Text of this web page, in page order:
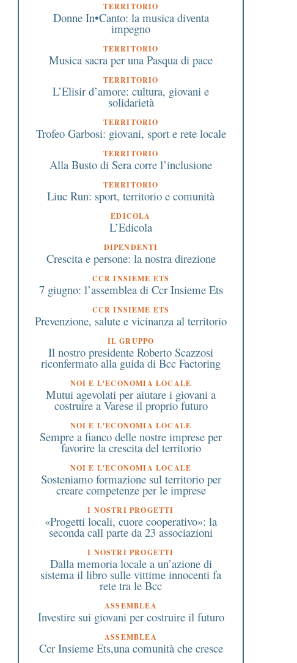
Superbonus: niente tasse
sulla plusvalenza se
l’immobile è stato adibito ad
Cassa integrazione,
settimane
TERRITORIO
Donne In•Canto: la musica diventa
impegno
TERRITORIO
Musica sacra per una Pasqua di pace
TERRITORIO
L’Elisir d’amore: cultura, giovani e
solidarietà
TERRITORIO
Trofeo Garbosi: giovani, sport e rete locale
TERRITORIO
Alla Busto di Sera corre l’inclusione
TERRITORIO
Liuc Run: sport, territorio e comunità
EDICOLA
L’Edicola
DIPENDENTI
Crescita e persone: la nostra direzione
CCR INSIEME ETS
7 giugno: l’assemblea di Ccr Insieme Ets
CCR INSIEME ETS
Prevenzione, salute e vicinanza al territorio
IL GRUPPO
Il nostro presidente Roberto Scazzosi
riconfermato alla guida di Bcc Factoring
NOI E L'ECONOMIA LOCALE
Mutui agevolati per aiutare i giovani a
costruire a Varese il proprio futuro
NOI E L'ECONOMIA LOCALE
Sempre a fianco delle nostre imprese per
favorire la crescita del territorio
NOI E L'ECONOMIA LOCALE
Sosteniamo formazione sul territorio per
creare competenze per le imprese
I NOSTRI PROGETTI
«Progetti locali, cuore cooperativo»: la
seconda call parte da 23 associazioni
I NOSTRI PROGETTI
Dalla memoria locale a un’azione di
sistema il libro sulle vittime innocenti fa
rete tra le Bcc
ASSEMBLEA
Investire sui giovani per costruire il futuro
ASSEMBLEA
Ccr Insieme Ets,una comunità che cresce